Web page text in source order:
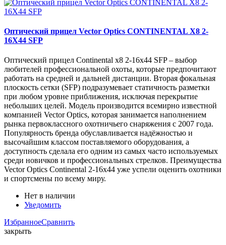
Оптический прицел Vector Optics CONTINENTAL X8 2-
16X44 SFP
Оптический прицел Continental x8 2-16x44 SFP – выбор
любителей профессиональной охоты, которые предпочитают
работать на средней и дальней дистанции. Вторая фокальная
плоскость сетки (SFP) подразумевает статичность разметки
при любом уровне приближения, исключая перекрытие
небольших целей. Модель производится всемирно известной
компанией Vector Optics, которая занимается наполнением
рынка первоклассного охотничьего снаряжения с 2007 года.
Популярность бренда обуславливается надёжностью и
высочайшим классом поставляемого оборудования, а
доступность сделала его одним из самых часто используемых
среди новичков и профессиональных стрелков. Преимущества
Vector Optics Continental 2-16x44 уже успели оценить охотники
и спортсмены по всему миру.
Нет в наличии
Уведомить
ИзбранноеСравнить
закрыть